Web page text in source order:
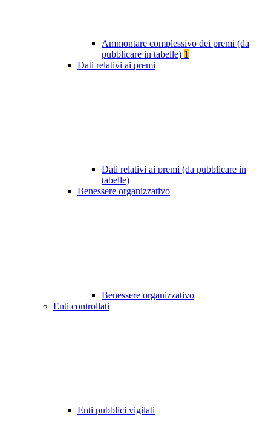
Ammontare complessivo dei premi (da
pubblicare in tabelle) 1
Dati relativi ai premi
Dati relativi ai premi (da pubblicare in
tabelle)
Benessere organizzativo
Benessere organizzativo
Enti controllati
Enti pubblici vigilati